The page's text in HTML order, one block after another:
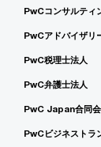
PwCコンサルティ
PwCアドバイザリ
PwC税理士法人
PwC弁護士法人
PwC Japan合同
PwCビジネストラ